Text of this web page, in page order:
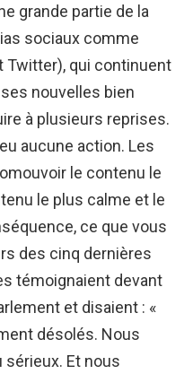
grande partie de la
sociaux comme
Twitter), qui continuent
nouvelles bien
à plusieurs reprises.
aucune action. Les
le contenu le
le plus calme et le
ce que vous
des cinq dernières
témoignaient devant
et disaient : «
désolés. Nous
Et nous